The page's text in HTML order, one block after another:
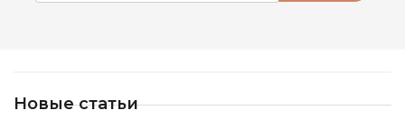
Новые статьи